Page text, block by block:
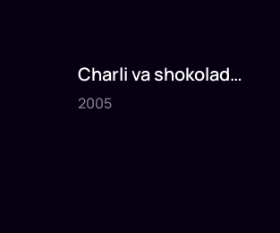
2005
1x75
Charli va shokolad
fabrikasi
2005